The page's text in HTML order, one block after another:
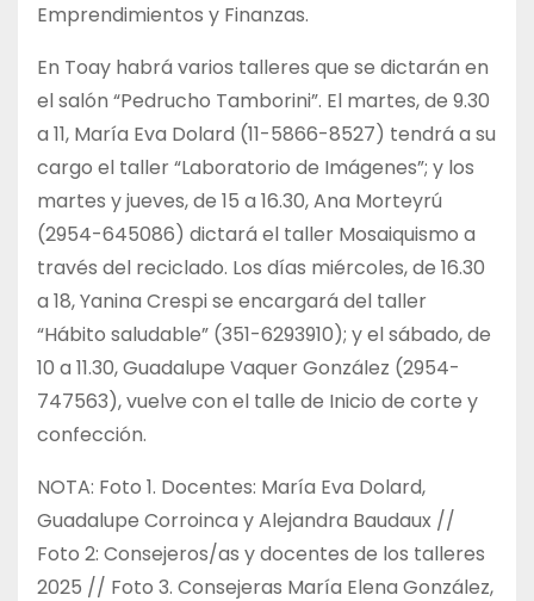
Emprendimientos y Finanzas.
En Toay habrá varios talleres que se dictarán en
el salón “Pedrucho Tamborini”. El martes, de 9.30
a 11, María Eva Dolard (11-5866-8527) tendrá a su
cargo el taller “Laboratorio de Imágenes”; y los
martes y jueves, de 15 a 16.30, Ana Morteyrú
(2954-645086) dictará el taller Mosaiquismo a
través del reciclado. Los días miércoles, de 16.30
a 18, Yanina Crespi se encargará del taller
“Hábito saludable” (351-6293910); y el sábado, de
10 a 11.30, Guadalupe Vaquer González (2954-
747563), vuelve con el talle de Inicio de corte y
confección.
NOTA: Foto 1. Docentes: María Eva Dolard,
Guadalupe Corroinca y Alejandra Baudaux //
Foto 2: Consejeros/as y docentes de los talleres
2025 // Foto 3. Consejeras María Elena González,